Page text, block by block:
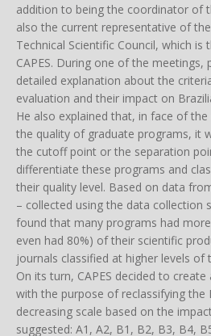
addition to being the coordinator of
also the current representative of
Technical Scientific Council, which
CAPES. During one of the
detailed explanation about the
evaluation and their impact on
He also explained that, in face of
the quality of graduate programs, it
the cutoff point or the separation
differentiate these programs and
their quality level. Based on data
– collected using the data collection
found that many programs had
even had 80%) of their scientific
journals classified at higher levels of
On its turn, CAPES decided to
with the purpose of reclassifying the
decreasing scale based on the
suggested: A1, A2, B1, B2, B3, B4,